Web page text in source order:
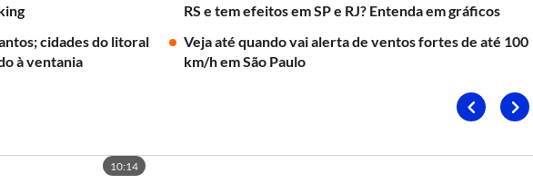
RS e tem efeitos em SP e RJ? Entenda em gráficos
cidades do litoral
à ventania
Veja até quando vai alerta de ventos fortes de até 100
km/h em São Paulo
10:14